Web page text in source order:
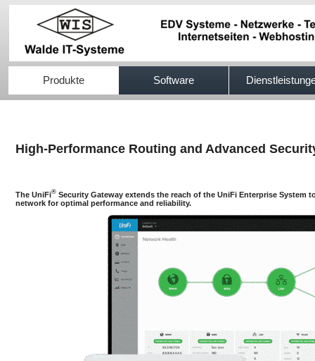
Produkte Software
High-Performance Routing and Advanced
The UniFi® Security Gateway extends the reach of the UniFi Enterprise System
network for optimal performance and reliability.